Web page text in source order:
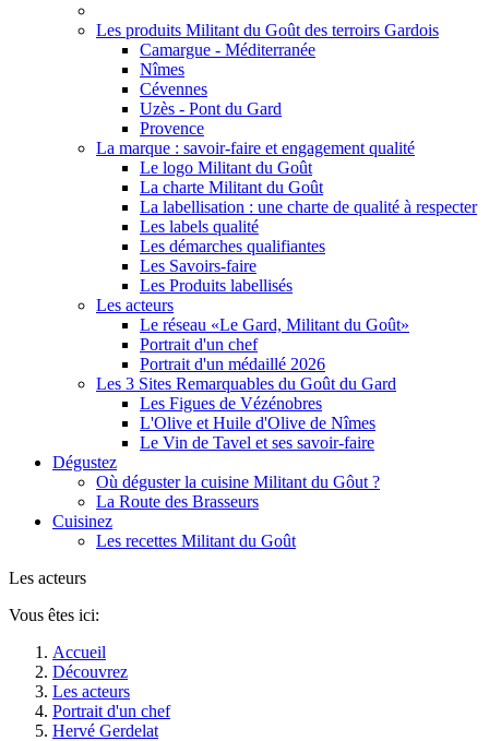
Les produits Militant du Goût des terroirs Gardois
Camargue - Méditerranée
Nîmes
Cévennes
Uzès - Pont du Gard
Provence
La marque : savoir-faire et engagement qualité
Le logo Militant du Goût
La charte Militant du Goût
La labellisation : une charte de qualité à respecter
Les labels qualité
Les démarches qualifiantes
Les Savoirs-faire
Les Produits labellisés
Les acteurs
Le réseau «Le Gard, Militant du Goût»
Portrait d'un chef
Portrait d'un médaillé 2026
Les 3 Sites Remarquables du Goût du Gard
Les Figues de Vézénobres
L'Olive et Huile d'Olive de Nîmes
Le Vin de Tavel et ses savoir-faire
Dégustez
Où déguster la cuisine Militant du Gôut ?
La Route des Brasseurs
Cuisinez
Les recettes Militant du Goût
Les acteurs
Vous êtes ici:
Accueil
Découvrez
Les acteurs
Portrait d'un chef
Hervé Gerdelat